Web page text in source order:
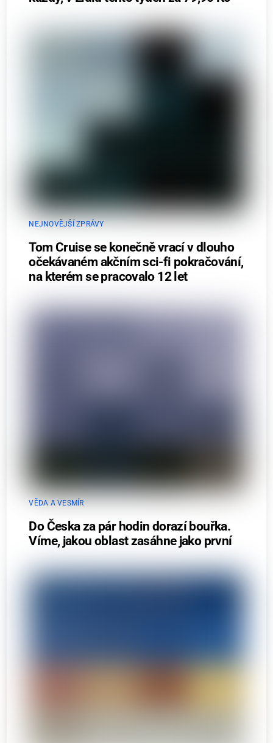
NEJNOVĚJŠÍ ZPRÁVY
Tom Cruise se konečně vrací v dlouho
očekávaném akčním sci-fi pokračování,
na kterém se pracovalo 12 let
VĚDA A VESMÍR
Do Česka za pár hodin dorazí bouřka.
Víme, jakou oblast zasáhne jako první